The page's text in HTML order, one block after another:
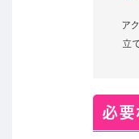
ア
立
必